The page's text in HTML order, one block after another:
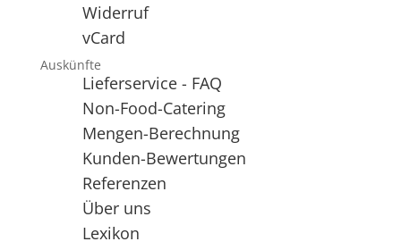
Widerruf
vCard
Auskünfte
Lieferservice - FAQ
Non-Food-Catering
Mengen-Berechnung
Kunden-Bewertungen
Referenzen
Über uns
Lexikon